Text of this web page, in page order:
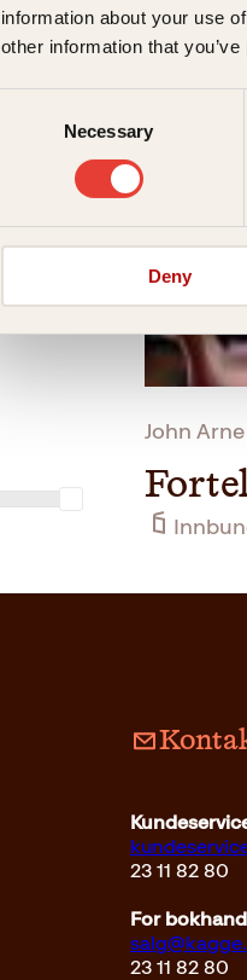
information about your use
other information that
Necessary
Deny
John
23 11 82 80
For
23 11 82 80